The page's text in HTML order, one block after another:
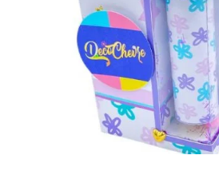
DETALLES